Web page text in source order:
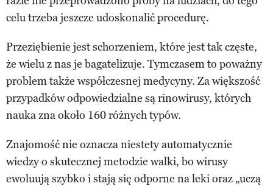
celu trzeba jeszcze udoskonalić procedurę.
Przeziębienie jest schorzeniem, które jest tak częste,
że wielu z nas je bagatelizuje. Tymczasem to poważny
problem także współczesnej medycyny. Za większość
przypadków odpowiedzialne są rinowirusy, których
nauka zna około 160 różnych typów.
Znajomość nie oznacza niestety automatycznie
wiedzy o skutecznej metodzie walki, bo wirusy
ewoluują szybko i stają się odporne na leki oraz „uczą